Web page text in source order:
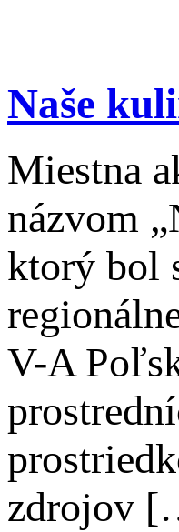
Naše
Miestna
názvom
ktorý bol
V-A
zdrojov